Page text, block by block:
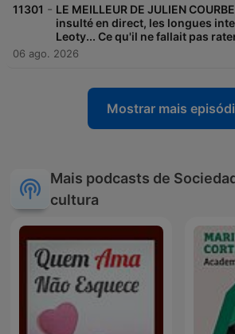
11301 - LE MEILLEUR DE JULIEN
insulté en direct, les longues
Leoty... Ce qu'il ne fallait pas
06 ago. 2026
Mostrar mais
Mais podcasts de
cultura